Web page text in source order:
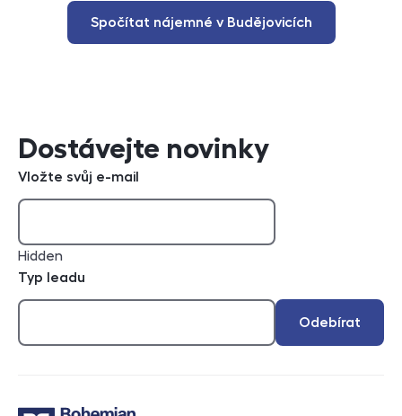
Spočítat nájemné v Budějovicích
Dostávejte novinky
Vložte svůj e-mail
Hidden
Typ leadu
Odebírat